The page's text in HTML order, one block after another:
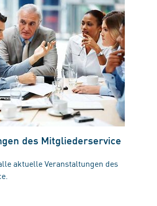
des Mitgliederservice
aktuelle Veranstaltungen des